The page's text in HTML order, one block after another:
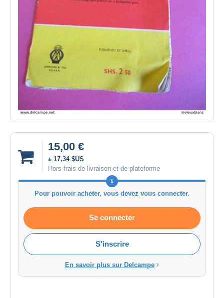
15,00 €
± 17,34 $US
Hors frais de livraison et de plateforme
Pour pouvoir acheter, vous devez vous connecter.
Se connecter
S'inscrire
En savoir plus sur Delcampe